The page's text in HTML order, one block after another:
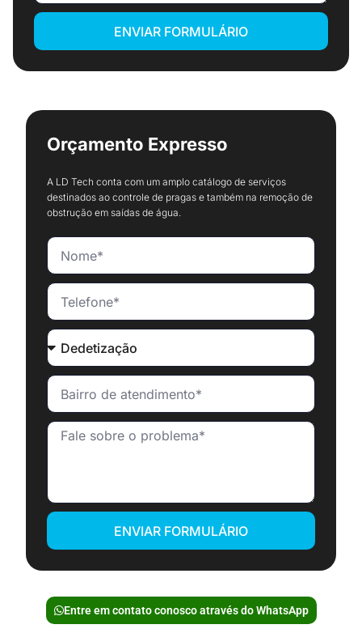
ENVIAR FORMULÁRIO
Orçamento Expresso
A LD Tech conta com um amplo catálogo de serviços
destinados ao controle de pragas e também na remoção de
obstrução em saídas de água.
ENVIAR FORMULÁRIO
Entre em contato conosco através do WhatsApp